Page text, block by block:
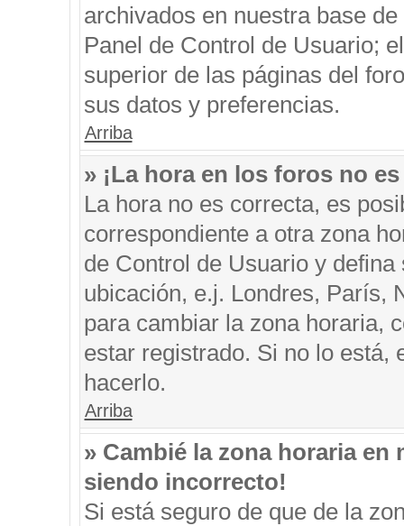
archivados en nuestra base
Panel de Control de Usuario;
superior de las páginas del
sus datos y preferencias.
Arriba
» ¡La hora en los foros no
La hora no es correcta, es
correspondiente a otra zona
de Control de Usuario y
ubicación, e.j. Londres, París,
para cambiar la zona horaria,
estar registrado. Si no lo está,
hacerlo.
Arriba
» Cambié la zona horaria
siendo incorrecto!
Si está seguro de que de la